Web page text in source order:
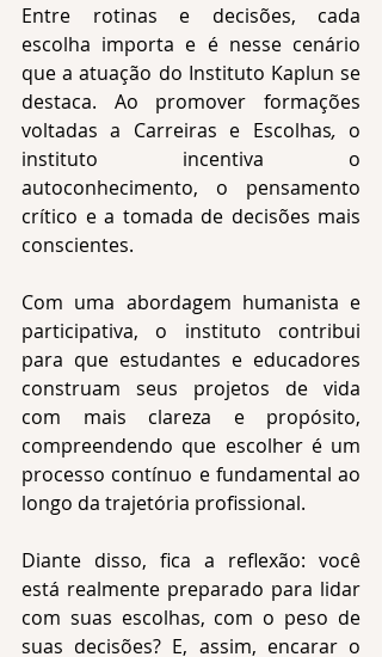
Entre rotinas e decisões, cada
escolha importa e é nesse cenário
que a atuação do Instituto Kaplun se
destaca. Ao promover formações
voltadas a Carreiras e Escolhas, o
instituto incentiva o
autoconhecimento, o pensamento
crítico e a tomada de decisões mais
conscientes.
Com uma abordagem humanista e
participativa, o instituto contribui
para que estudantes e educadores
construam seus projetos de vida
com mais clareza e propósito,
compreendendo que escolher é um
processo contínuo e fundamental ao
longo da trajetória profissional.
Diante disso, fica a reflexão: você
está realmente preparado para lidar
com suas escolhas, com o peso de
suas decisões? E, assim, encarar o